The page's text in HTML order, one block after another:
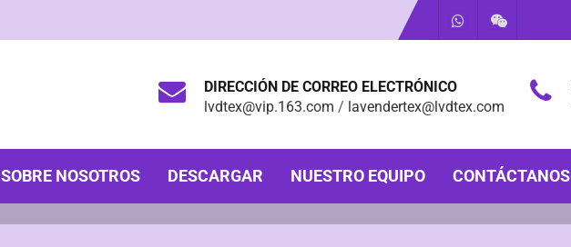
DIRECCIÓN DE CORREO ELECTRÓNICO
lvdtex@vip.163.com / lavendertex@lvdtex.com
SOBRE NOSOTROS DESCARGAR NUESTRO EQUIPO CONTÁCTANOS